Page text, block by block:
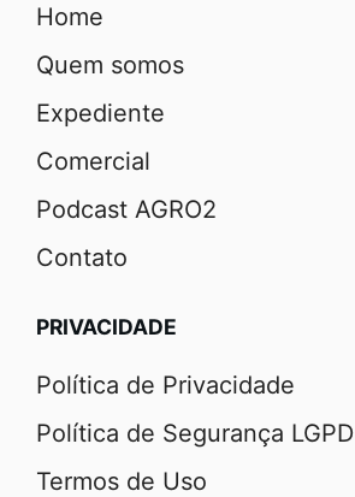
Home
Quem somos
Expediente
Comercial
Podcast AGRO2
Contato
PRIVACIDADE
Política de Privacidade
Política de Segurança LGPD
Termos de Uso